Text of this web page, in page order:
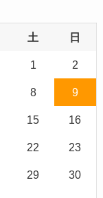
土 日
1 2
8 9
15 16
22 23
29 30